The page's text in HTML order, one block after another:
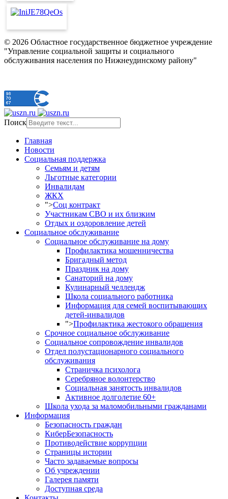
© 2026 Областное государственное бюджетное учреждение
"Управление социальной защиты и социального
обслуживания населения по Нижнеудинскому району"
Поиск
Главная
Новости
Социальная поддержка
Семьям и детям
Льготные категории
Инвалидам
ЖКХ
">Соц контракт
Участникам СВО и их близким
Отдых и оздоровление детей
Социальное обслуживание
Социальное обслуживание на дому
Профилактика мошенничества
Бригадный метод
Праздник на дому
Санаторий на дому
Кулинарный челлендж
Школа социального работника
Информация для семей воспитывающих
детей-инвалидов
">Профилактика жестокого обращения
Срочное социальное обслуживание
Социальное сопровождение инвалидов
Отдел полустационарного социального
обслуживания
Страничка психолога
Серебряное волонтерство
Социальная занятость инвалидов
Активное долголетие 60+
Школа ухода за маломобильными гражданами
Информация
Безопасность граждан
КиберБезопасность
Противодействие коррупции
Страницы истории
Часто задаваемые вопросы
Об учреждении
Галерея памяти
Доступная среда